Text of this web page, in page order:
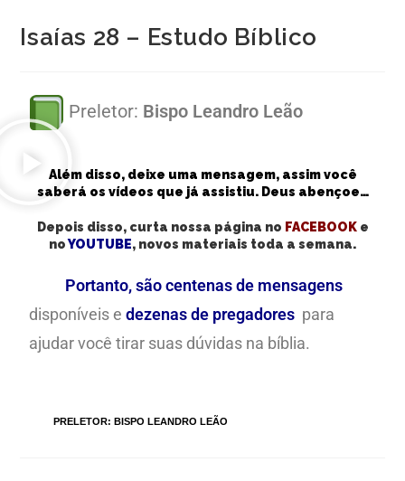
Isaías 28 – Estudo Bíblico
Preletor: Bispo Leandro Leão
Além disso, deixe uma mensagem, assim você
saberá os vídeos que já assistiu. Deus abençoe…
Depois disso, curta nossa página no FACEBOOKe
noYOUTUBE, novos materiais toda a semana.
Portanto, são centenas de mensagens
disponíveis edezenas de pregadores para
ajudar você tirar suas dúvidas na bíblia.
PRELETOR: BISPO LEANDRO LEÃO